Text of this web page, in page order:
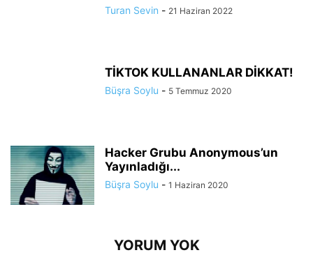
Turan Sevin - 21 Haziran 2022
TİKTOK KULLANANLAR DİKKAT!
Büşra Soylu - 5 Temmuz 2020
Hacker Grubu Anonymous’un
Yayınladığı...
Büşra Soylu - 1 Haziran 2020
YORUM YOK